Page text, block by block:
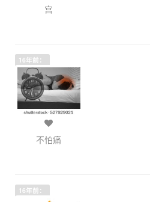
宫
16年前：
不怕痛
16年前：